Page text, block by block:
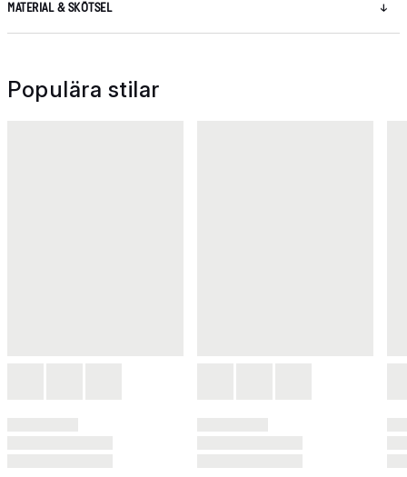
MATERIAL & SKÖTSEL
Populära stilar